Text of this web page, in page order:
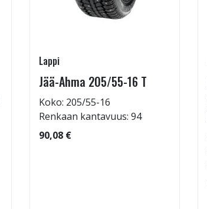
Lappi
Jää-Ahma 205/55-16 T
Koko: 205/55-16
Renkaan kantavuus: 94
90,08 €